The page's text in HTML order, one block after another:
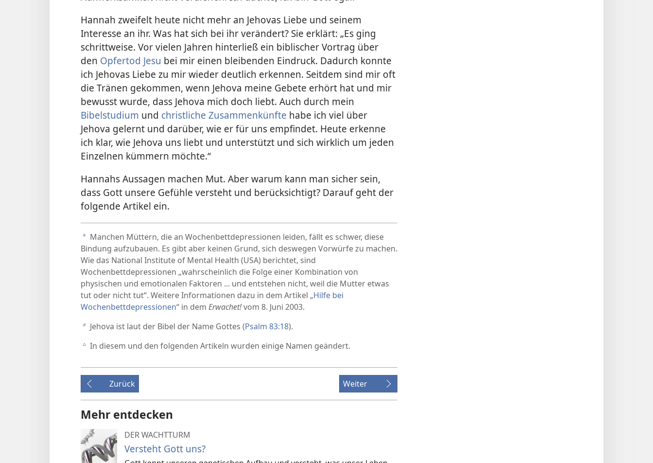
Hannah zweifelt heute nicht mehr an Jehovas Liebe und seinem
Interesse an ihr. Was hat sich bei ihr verändert? Sie erklärt: „Es ging
schrittweise. Vor vielen Jahren hinterließ ein biblischer Vortrag über
den Opfertod Jesu bei mir einen bleibenden Eindruck. Dadurch konnte
ich Jehovas Liebe zu mir wieder deutlich erkennen. Seitdem sind mir oft
die Tränen gekommen, wenn Jehova meine Gebete erhört hat und mir
bewusst wurde, dass Jehova mich doch liebt. Auch durch mein
Bibelstudium und christliche Zusammenkünfte habe ich viel über
Jehova gelernt und darüber, wie er für uns empfindet. Heute erkenne
ich klar, wie Jehova uns liebt und unterstützt und sich wirklich um jeden
Einzelnen kümmern möchte.“
Hannahs Aussagen machen Mut. Aber warum kann man sicher sein,
dass Gott unsere Gefühle versteht und berücksichtigt? Darauf geht der
folgende Artikel ein.
a Manchen Müttern, die an Wochenbettdepressionen leiden, fällt es schwer, diese
Bindung aufzubauen. Es gibt aber keinen Grund, sich deswegen Vorwürfe zu machen.
Wie das National Institute of Mental Health (USA) berichtet, sind
Wochenbettdepressionen „wahrscheinlich die Folge einer Kombination von
physischen und emotionalen Faktoren ... und entstehen nicht, weil die Mutter etwas
tut oder nicht tut“. Weitere Informationen dazu in dem Artikel „Hilfe bei
Wochenbettdepressionen“ in dem Erwachet!vom 8. Juni 2003.
b Jehova ist laut der Bibel der Name Gottes (Psalm 83:18).
c In diesem und den folgenden Artikeln wurden einige Namen geändert.
Zurück Weiter
Mehr entdecken
DER WACHTTURM
Versteht Gott uns?